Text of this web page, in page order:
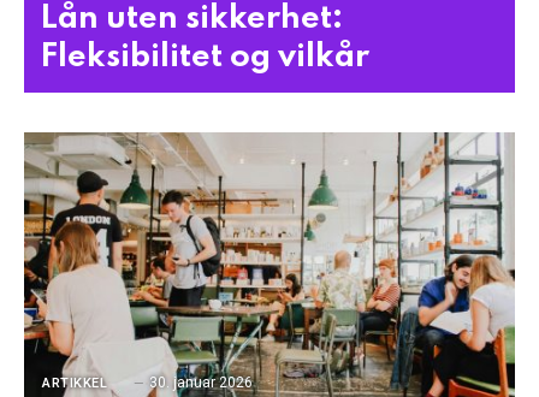
Lån uten sikkerhet:
Fleksibilitet og vilkår
ARTIKKEL 30. januar 2026